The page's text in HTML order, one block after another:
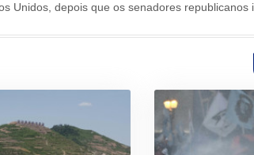
Unidos, depois que os senadores republicanos